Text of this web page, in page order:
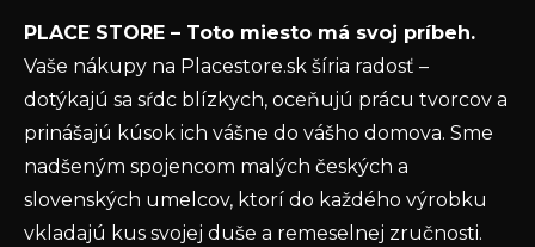
ochrany osobných údajov
PRIHLÁSIŤ SA
PLACE STORE – Toto miesto má svoj príbeh.
Vaše nákupy na Placestore.sk šíria radosť –
dotýkajú sa sŕdc blízkych, oceňujú prácu tvorcov a
prinášajú kúsok ich vášne do vášho domova. Sme
nadšeným spojencom malých českých a
slovenských umelcov, ktorí do každého výrobku
vkladajú kus svojej duše a remeselnej zručnosti.